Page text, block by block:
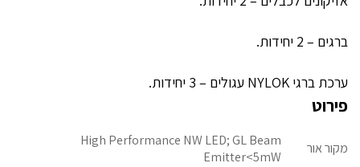
ברגים – 2 יחידות.
ערכת ברגי NYLOK עגולים – 3 יחידות.
פירוט
מקור אור
High Performance NW LED; GL Beam
Emitter<5mW